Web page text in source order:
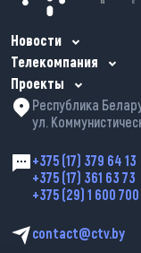
Новости
Телекомпания
Проекты
Республика
ул.
+375 (17) 379 64 13
+375 (17) 361 63 73
+375 (29) 1 600 700
contact@ctv.by